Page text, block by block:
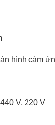
hình cảm
V, 220 V